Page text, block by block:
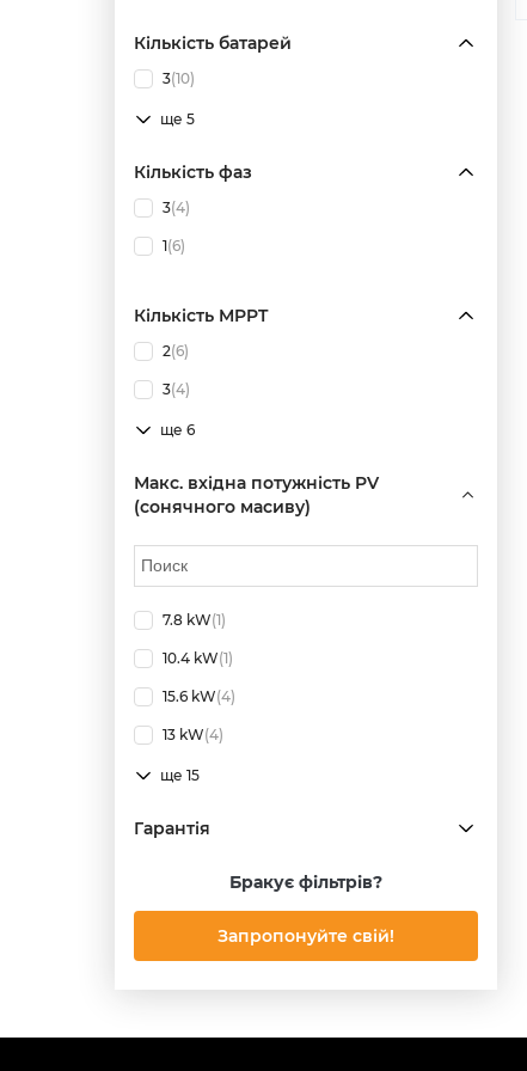
Кількість батарей
3(10)
ще 5
Кількість фаз
3(4)
1(6)
Кількість MPPT
2(6)
3(4)
ще 6
Макс. вхідна потужність PV
(сонячного масиву)
7.8 kW(1)
10.4 kW(1)
15.6 kW(4)
13 kW(4)
ще 15
Гарантія
Бракує фільтрів?
Запропонуйте свій!